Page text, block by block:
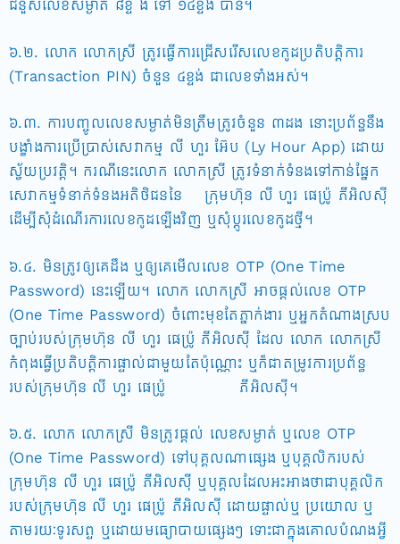
ជំនួសលេខសម្ងាត់ ៨ខ្ទ ង់ ទៅ ១៤ខ្ទង់ បាន។
៦.២. លោក លោកស្រី ត្រូវធ្វើការជ្រើសរើសលេខកូដប្រតិបត្តិការ
(Transaction PIN) ចំនួន ៤ខ្ទង់ ជាលេខទាំងអស់។
៦.៣. ការបញ្ចូលលេខសម្ងាត់មិនត្រឹមត្រូវចំនួន ៣ដង នោះប្រព័ន្ធនឹង
បង្ខាំងការប្រើប្រាស់សេវាកម្ម លី ហួរ អ៊ែប (Ly Hour App) ដោយ
ស្វ័យប្រវត្តិ។ ករណីនេះលោក លោកស្រី ត្រូវទំនាក់ទំនងទៅកាន់ផ្នែក
សេវាកម្មទំនាក់ទំនងអតិថិជននៃ ក្រុមហ៊ុន លី ហួរ ផេប្រ៉ូ ភីអិលស៊ី
ដើម្បីសុំដំណើរការលេខកូដឡើងវិញ ឬសុំប្តូរលេខកូដថ្មី។
៦.៤. មិនត្រូវឲ្យគេដឹង ឬឲ្យគេមើលលេខ OTP (One Time
Password) នេះឡើយ។ លោក លោកស្រី អាចផ្តល់លេខ OTP
(One Time Password) ចំពោះមុខតែភ្នាក់ងារ ឬអ្នកតំណាងស្រប
ច្បាប់របស់ក្រុមហ៊ុន លី ហួរ ផេប្រ៉ូ ភីអិលស៊ី ដែល លោក លោកស្រី
កំពុងធ្វើប្រតិបត្តិការផ្ទាល់ជាមួយតែប៉ុណ្ណោះ ឬក៏ជាតម្រូវការប្រព័ន្ធ
របស់ក្រុមហ៊ុន លី ហួរ ផេប្រ៉ូ ភីអិលស៊ី។
៦.៥. លោក លោកស្រី មិនត្រូវផ្តល់ លេខសម្ងាត់ ឬលេខ OTP
(One Time Password) ទៅបុគ្គលណាផ្សេង ឬបុគ្គលិករបស់
ក្រុមហ៊ុន លី ហួរ ផេប្រ៉ូ ភីអិលស៊ី ឬបុគ្គលដែលអះអាងថាជាបុគ្គលិក
របស់ក្រុមហ៊ុន លី ហួរ ផេប្រ៉ូ ភីអិលស៊ី ដោយផ្ទាល់ឬ ប្រយោល ឬ
តាមរយៈទូរសព្ទ ឬដោយមធ្យោបាយផ្សេងៗ ទោះជាក្នុងគោលបំណងអ្វី